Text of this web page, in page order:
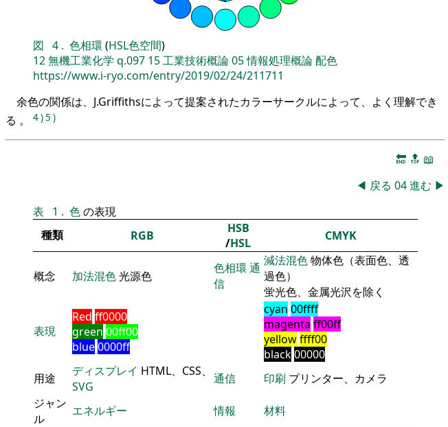
図 4 . 色相環 (HSL色空間)
12無機工業化学 q.097 15工業技術概論05情報処理概論配色
https://www.i-ryo.com/entry/2019/02/24/211711
余色の関係は、J.Griffithsによって提案されたカラーサークルによって、よく理解でき
る 。
4)5 )
🔚 🔝 📖
◀ 戻る 04進む ▶
表
1 . 色の表現
種類
RGB
HSB
/HSL CMYK
概念 加法混色光源色
色相環 通
信
減法混色物体色（表面色、透
過色）
蛍光色、金属光沢を除く
表現
Red ff0000
green 00ff00
blue0000ff
cyan 00ffff
magenta ff00ff
yellowffff00
black00000
用途
ディスプレイ HTML、CSS、
SVG
通信 印刷 プリンター、カメラ
ジャン
ル
エネルギー 情報
材料